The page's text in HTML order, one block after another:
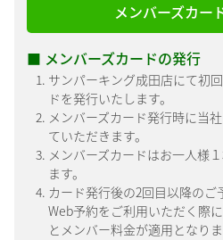
メンバーズカー
■ メンバーズカードの発行
サンパーキング成田店にて初
ドを発行いたします。
メンバーズカード発行時に当
ていただきます。
メンバーズカードはお一人様
ます。
カード発行後の2回目以降のご
Web予約をご利用いただく際
とメンバー料金が適用となりま